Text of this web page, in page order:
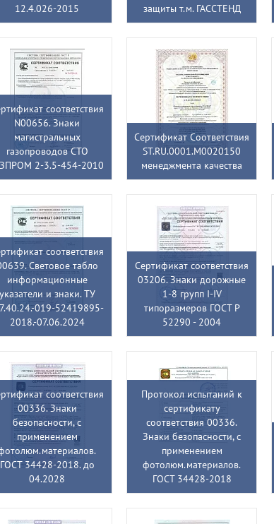
12.4.026-2015
защиты т.м. ГАССТЕНД
соответствия
N00656. Знаки
магистральных
газопроводов СТО
2-3.5-454-2010
Сертификат Соответствия
ST.RU.0001.M0020150
менеджмента качества
соответствия
Световое табло
информационные
указатели и знаки. ТУ
019-52419895-
2018.-07.06.2024
Сертификат соответствия
03206. Знаки дорожные
1-8 групп I-IV
типоразмеров ГОСТ Р
52290 - 2004
соответствия
00336. Знаки
безопасности, с
применением
ГОСТ 34428-2018. до
04.2028
Протокол испытаний к
сертификату
соответствия 00336.
Знаки безопасности, с
применением
фотолюм.материалов.
ГОСТ 34428-2018